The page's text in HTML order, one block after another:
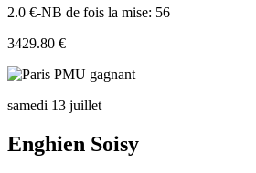
2.0 €-NB de fois la mise: 56
3429.80 €
samedi 13 juillet
Enghien Soisy